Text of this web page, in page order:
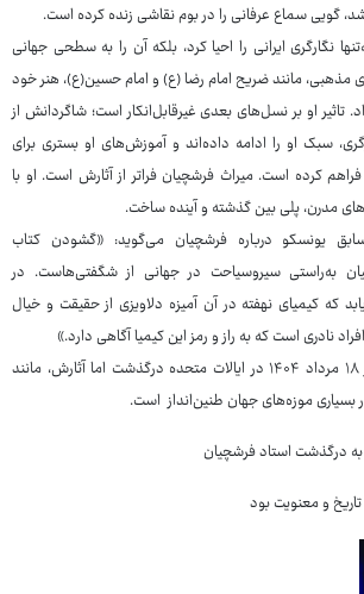
گویی سماع عرفانی را در بوم نقاشی زنده کرده است.
نگارگری ایرانی را احیا کرد، بلکه آن را به سطحی جهانی
مذهبی، مانند ضریح امام رضا (ع) و امام حسین(ع)، هنر خود
تاثیر او بر نسل‌های بعدی غیرقابل‌انکار است؛ شاگردانش از
سبک او را ادامه داده‌اند و آموزش‌های او بستری برای
کرده است. میراث فرشچیان فراتر از آثارش است. او با
مدرن، پلی بین گذشته و آینده ساخت.
یونسکو درباره فرشچیان می‌گوید: «گشودن کتاب
به‌راستی سیروسیاحت در جهانی از شگفتی‌هاست. در
که کیمیای نهفته در آن آمیزه دلاویزی از حقیقت و خیال
نادری است که به راز و رمز این کیمیا آگاهی دارد.»
استاد محمود فرشچیان در ۱۸ مرداد ۱۴۰۴ در ایالات متحده درگذشت اما آثارش، مانند
موزه‌های جهان طنین‌انداز است.
درگذشت استاد فرشچیان
و معنویت بود